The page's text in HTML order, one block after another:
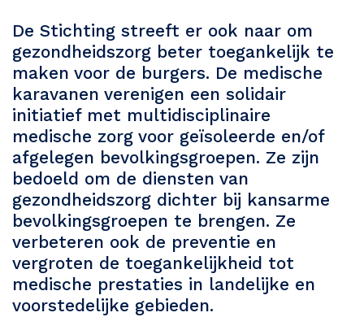
De Stichting streeft er ook naar om
gezondheidszorg beter toegankelijk te
maken voor de burgers. De medische
karavanen verenigen een solidair
initiatief met multidisciplinaire
medische zorg voor geïsoleerde en/of
afgelegen bevolkingsgroepen. Ze zijn
bedoeld om de diensten van
gezondheidszorg dichter bij kansarme
bevolkingsgroepen te brengen. Ze
verbeteren ook de preventie en
vergroten de toegankelijkheid tot
medische prestaties in landelijke en
voorstedelijke gebieden.